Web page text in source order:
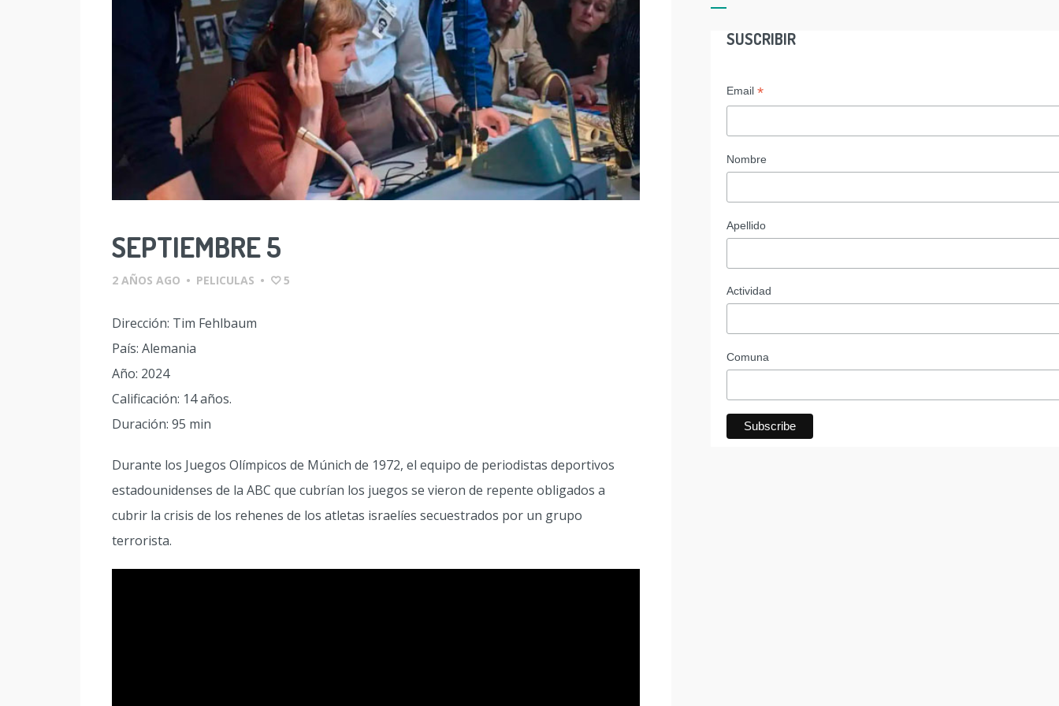
SEPTIEMBRE 5
2 AÑOS AGO • PELICULAS • 5
Dirección: Tim Fehlbaum
País: Alemania
Año: 2024
Calificación: 14 años.
Duración: 95 min
Durante los Juegos Olímpicos de Múnich de 1972, el equipo de periodistas deportivos
estadounidenses de la ABC que cubrían los juegos se vieron de repente obligados a
cubrir la crisis de los rehenes de los atletas israelíes secuestrados por un grupo
terrorista.
SUSCRIBIR
Email *
Nombre
Apellido
Actividad
Comuna